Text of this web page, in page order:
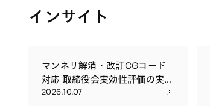
です。
性をもって戦略を実行することによ
り、ステークホルダーの理解を得て
な観点からサポートするとともに、
実際的な助言を提供します。
インサイト
マンネリ解消・改訂CGコード
対応 取締役会実効性評価の実務
上のポイント 〜実効的な取締役
2026.10.07